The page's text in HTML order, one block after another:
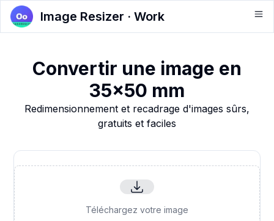
Image Resizer · Work
Convertir une image en
35x50 mm
Redimensionnement et recadrage d'images sûrs,
gratuits et faciles
Téléchargez votre image